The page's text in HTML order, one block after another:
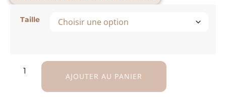
Taille
AJOUTER AU PANIER